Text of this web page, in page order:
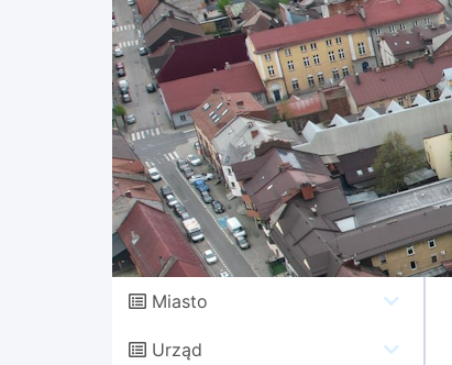
Miasto
Urząd